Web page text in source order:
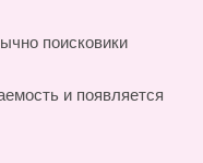
поисковики
и появляется